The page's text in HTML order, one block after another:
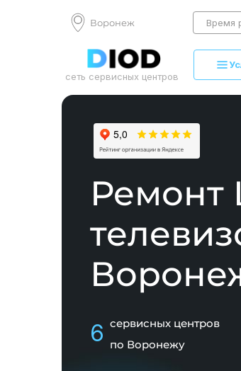
Воронеж Время
сеть сервисных центров
Ремонт
6 сервисных центров
по Воронежу